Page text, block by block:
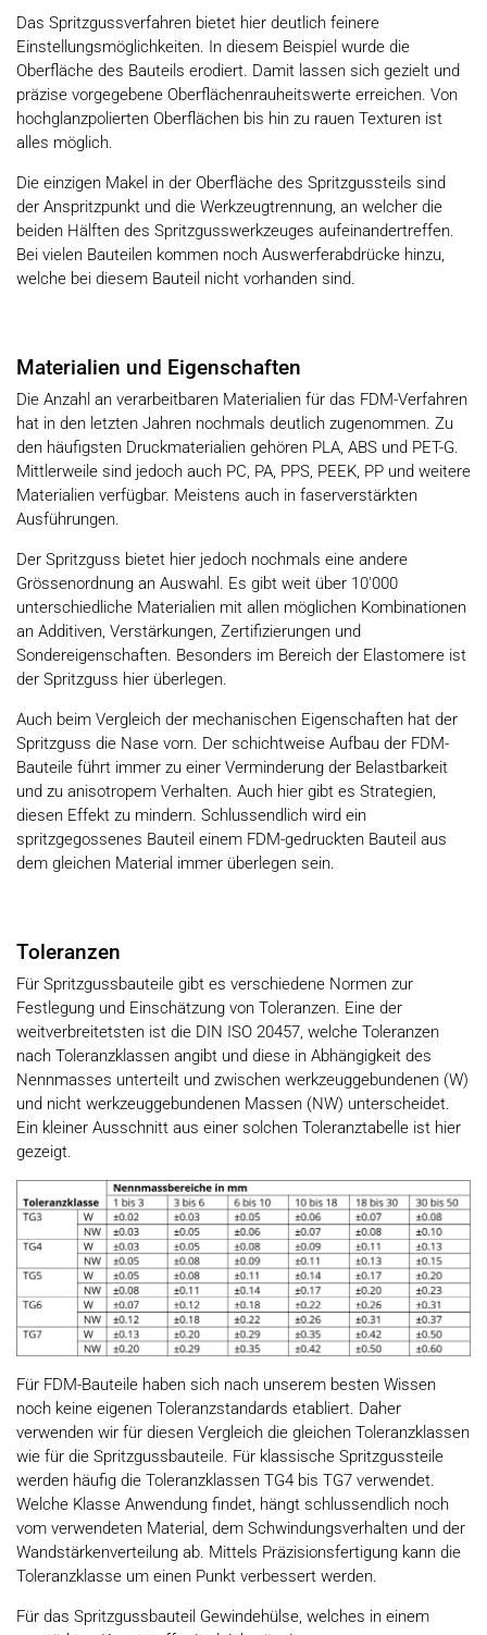
Das Spritzgussverfahren bietet hier deutlich feinere
Einstellungsmöglichkeiten. In diesem Beispiel wurde die
Oberfläche des Bauteils erodiert. Damit lassen sich gezielt und
präzise vorgegebene Oberflächenrauheitswerte erreichen. Von
hochglanzpolierten Oberflächen bis hin zu rauen Texturen ist
alles möglich.
Die einzigen Makel in der Oberfläche des Spritzgussteils sind
der Anspritzpunkt und die Werkzeugtrennung, an welcher die
beiden Hälften des Spritzgusswerkzeuges aufeinandertreffen.
Bei vielen Bauteilen kommen noch Auswerferabdrücke hinzu,
welche bei diesem Bauteil nicht vorhanden sind.
Materialien und Eigenschaften
Die Anzahl an verarbeitbaren Materialien für das FDM-Verfahren
hat in den letzten Jahren nochmals deutlich zugenommen. Zu
den häufigsten Druckmaterialien gehören PLA, ABS und PET-G.
Mittlerweile sind jedoch auch PC, PA, PPS, PEEK, PP und weitere
Materialien verfügbar. Meistens auch in faserverstärkten
Ausführungen.
Der Spritzguss bietet hier jedoch nochmals eine andere
Grössenordnung an Auswahl. Es gibt weit über 10'000
unterschiedliche Materialien mit allen möglichen Kombinationen
an Additiven, Verstärkungen, Zertifizierungen und
Sondereigenschaften. Besonders im Bereich der Elastomere ist
der Spritzguss hier überlegen.
Auch beim Vergleich der mechanischen Eigenschaften hat der
Spritzguss die Nase vorn. Der schichtweise Aufbau der FDM-
Bauteile führt immer zu einer Verminderung der Belastbarkeit
und zu anisotropem Verhalten. Auch hier gibt es Strategien,
diesen Effekt zu mindern. Schlussendlich wird ein
spritzgegossenes Bauteil einem FDM-gedruckten Bauteil aus
dem gleichen Material immer überlegen sein.
Toleranzen
Für Spritzgussbauteile gibt es verschiedene Normen zur
Festlegung und Einschätzung von Toleranzen. Eine der
weitverbreitetsten ist die DIN ISO 20457, welche Toleranzen
nach Toleranzklassen angibt und diese in Abhängigkeit des
Nennmasses unterteilt und zwischen werkzeuggebundenen (W)
und nicht werkzeuggebundenen Massen (NW) unterscheidet.
Ein kleiner Ausschnitt aus einer solchen Toleranztabelle ist hier
gezeigt.
Für FDM-Bauteile haben sich nach unserem besten Wissen
noch keine eigenen Toleranzstandards etabliert. Daher
verwenden wir für diesen Vergleich die gleichen Toleranzklassen
wie für die Spritzgussbauteile. Für klassische Spritzgussteile
werden häufig die Toleranzklassen TG4 bis TG7 verwendet.
Welche Klasse Anwendung findet, hängt schlussendlich noch
vom verwendeten Material, dem Schwindungsverhalten und der
Wandstärkenverteilung ab. Mittels Präzisionsfertigung kann die
Toleranzklasse um einen Punkt verbessert werden.
Für das Spritzgussbauteil Gewindehülse, welches in einem